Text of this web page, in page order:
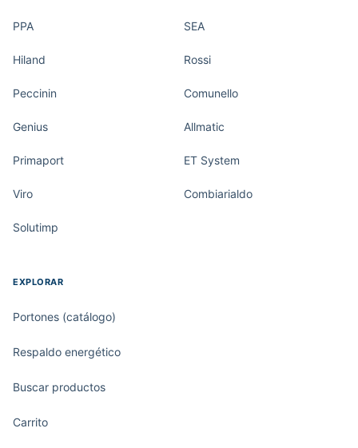
PPA SEA
Hiland Rossi
Peccinin Comunello
Genius Allmatic
Primaport ET System
Viro Combiarialdo
Solutimp
EXPLORAR
Portones (catálogo)
Respaldo energético
Buscar productos
Carrito